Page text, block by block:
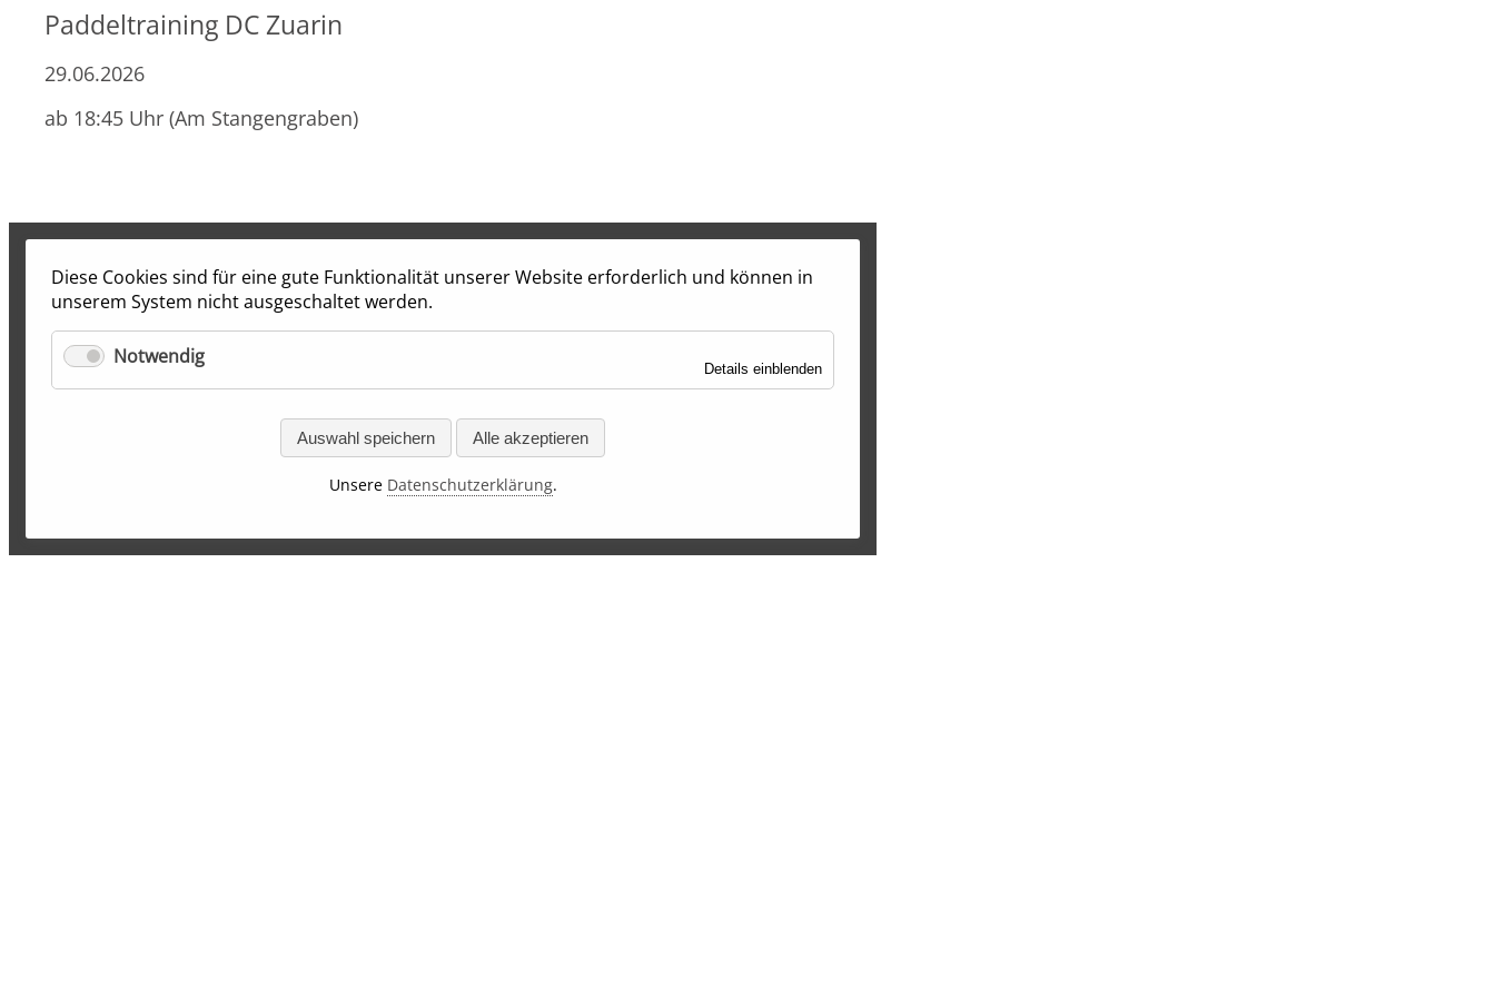
Paddeltraining DC Zuarin
29.06.2026
ab 18:45 Uhr (Am Stangengraben)
Diese Cookies sind für eine gute Funktionalität unserer Website erforderlich und können in
unserem System nicht ausgeschaltet werden.
Notwendig
Details einblendenfür
Notwendig
Auswahl speichern Alle akzeptieren
Unsere Datenschutzerklärung.